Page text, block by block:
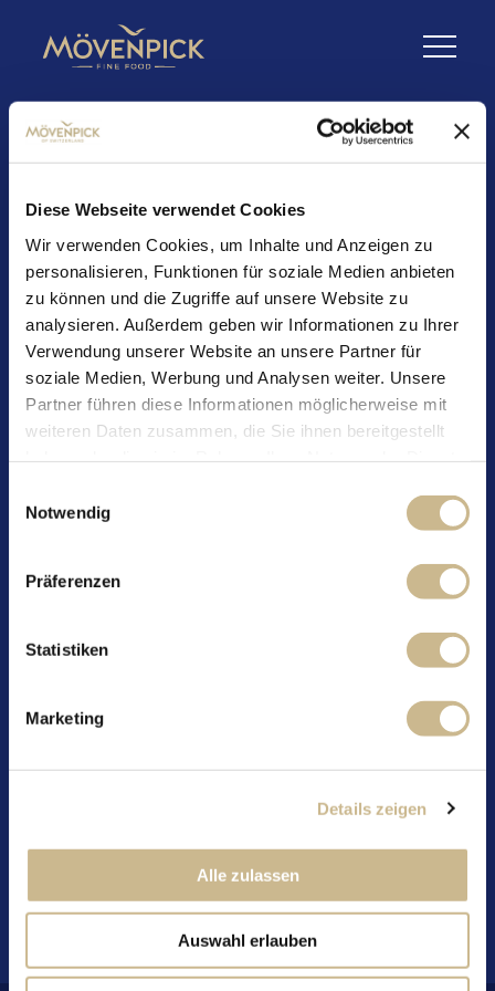
Diese Webseite verwendet Cookies
Wir verwenden Cookies, um Inhalte und Anzeigen zu
personalisieren, Funktionen für soziale Medien anbieten
zu können und die Zugriffe auf unsere Website zu
analysieren. Außerdem geben wir Informationen zu Ihrer
Verwendung unserer Website an unsere Partner für
soziale Medien, Werbung und Analysen weiter. Unsere
Partner führen diese Informationen möglicherweise mit
weiteren Daten zusammen, die Sie ihnen bereitgestellt
Notwendig
Präferenzen
Statistiken
Marketing
Details zeigen
Alle zulassen
Auswahl erlauben
Schwarzwälder-
Kirsch-Dessert im Glas
Zutaten:
Mövenpick Brownie
Sauerkirschen aus dem Glas
Vanille
2EL Ahornsirup
Die Mascarpone zusammen mit der Vanille,
Anschließend nacheinander Mascarpone-Creme,
Sauerkirschen und gebröselter Brownie in einem
Glas schichten.
Für den perfekten Geschmack circa 60 Minuten
im Kühlschrank ziehen lassen und anschließend
genießen.